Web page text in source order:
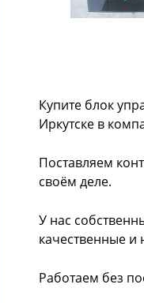
Купите блок
Иркутске в
Поставляем
своём деле.
У нас
качественные и
Работаем без